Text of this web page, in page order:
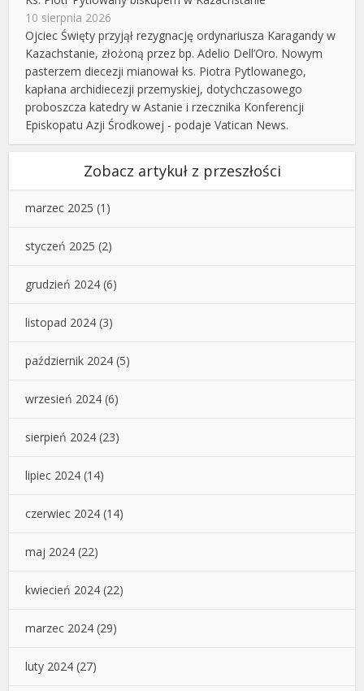
10 sierpnia 2026
Ojciec Święty przyjął rezygnację ordynariusza Karagandy w
Kazachstanie, złożoną przez bp. Adelio Dell’Oro. Nowym
pasterzem diecezji mianował ks. Piotra Pytlowanego,
kapłana archidiecezji przemyskiej, dotychczasowego
proboszcza katedry w Astanie i rzecznika Konferencji
Episkopatu Azji Środkowej - podaje Vatican News.
Zobacz artykuł z przeszłości
marzec 2025 (1)
styczeń 2025 (2)
grudzień 2024 (6)
listopad 2024 (3)
październik 2024 (5)
wrzesień 2024 (6)
sierpień 2024 (23)
lipiec 2024 (14)
czerwiec 2024 (14)
maj 2024 (22)
kwiecień 2024 (22)
marzec 2024 (29)
luty 2024 (27)